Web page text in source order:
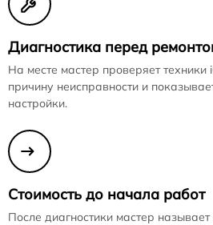
Диагностика перед
На месте мастер проверяет техники
причину неисправности и
настройки.
Стоимость до начала работ
После диагностики мастер